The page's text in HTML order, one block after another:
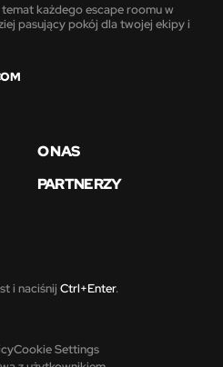
każdego escape roomu w
pasujący pokój dla twojej ekipy i
O NAS
PARTNERZY
i naciśnij Ctrl+Enter.
Cookie Settings